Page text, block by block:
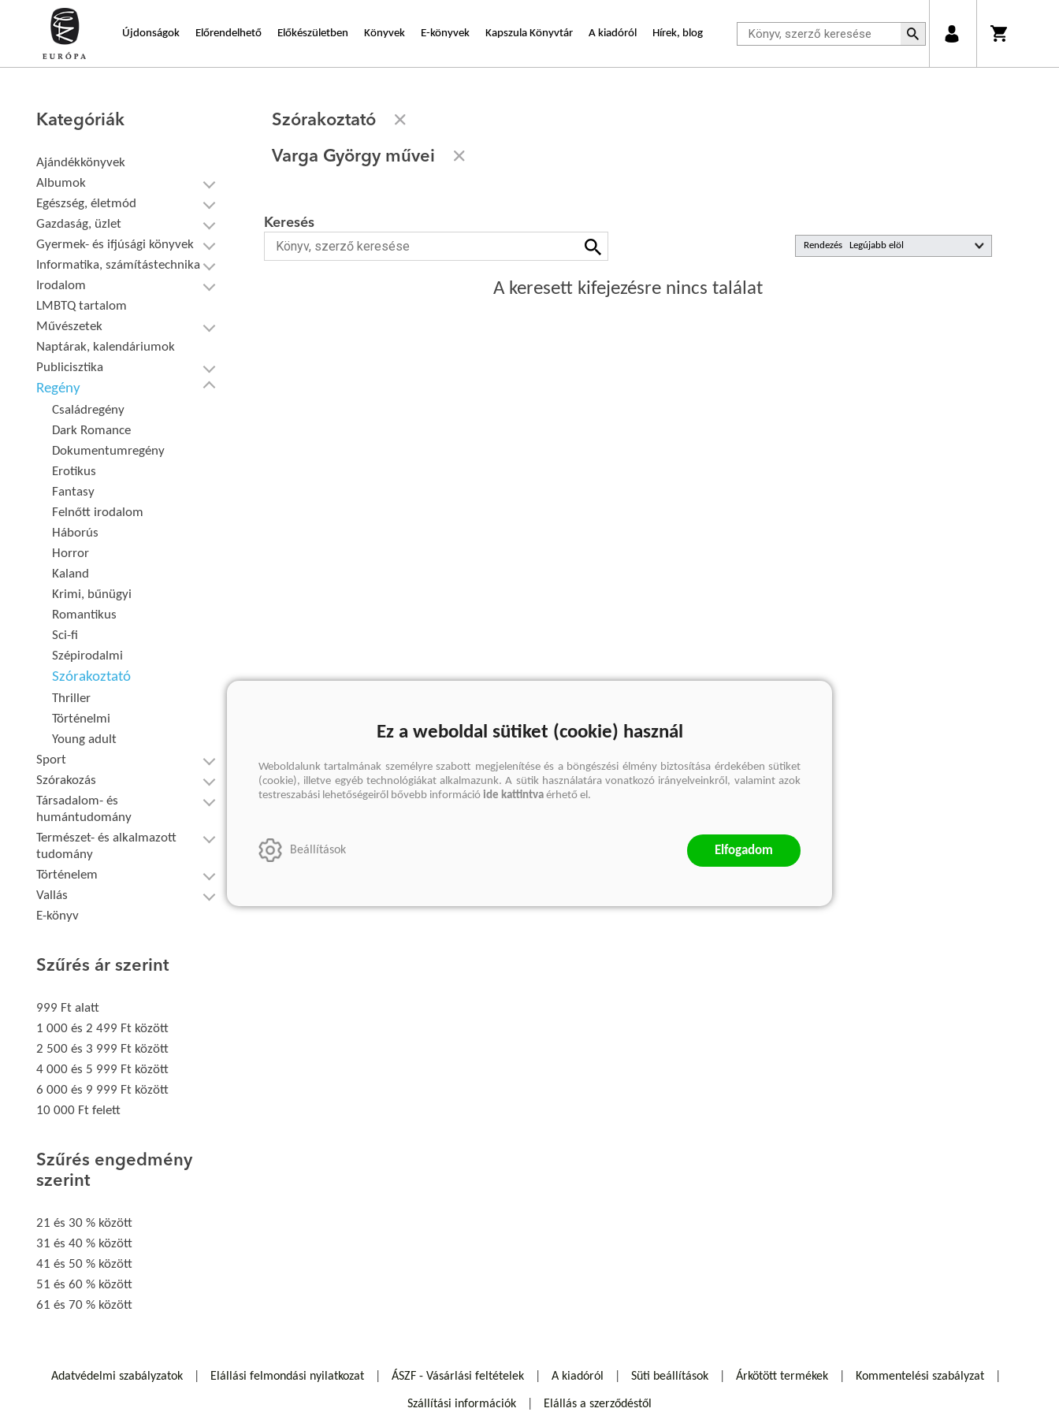
Újdonságok Előrendelhető Előkészületben Könyvek E-könyvek Kapszula Könyvtár A kiadóról Hírek, blog
Kategóriák
Ajándékkönyvek
Albumok
Egészség, életmód
Gazdaság, üzlet
Gyermek- és ifjúsági könyvek
Informatika, számítástechnika
Irodalom
LMBTQ tartalom
Művészetek
Naptárak, kalendáriumok
Publicisztika
Regény
Családregény
Dark Romance
Dokumentumregény
Erotikus
Fantasy
Felnőtt irodalom
Háborús
Horror
Kaland
Krimi, bűnügyi
Romantikus
Sci-fi
Szépirodalmi
Szórakoztató
Thriller
Történelmi
Young adult
Sport
Szórakozás
Társadalom- és
humántudomány
Természet- és alkalmazott
tudomány
Történelem
Vallás
E-könyv
Szűrés ár szerint
999 Ft alatt
1 000 és 2 499 Ft között
2 500 és 3 999 Ft között
4 000 és 5 999 Ft között
6 000 és 9 999 Ft között
10 000 Ft felett
Szűrés engedmény
szerint
21 és 30 % között
31 és 40 % között
41 és 50 % között
51 és 60 % között
61 és 70 % között
Szórakoztató
Varga György művei
Rendezés
Keresés
A keresett kifejezésre nincs találat
Adatvédelmi szabályzatok Elállási felmondási nyilatkozat ÁSZF - Vásárlási feltételek A kiadóról Süti beállítások Árkötött termékek Kommentelési szabályzat
Szállítási információk Elállás a szerződéstől
Ez a weboldal sütiket (cookie) használ
Weboldalunk tartalmának személyre szabott megjelenítése és a böngészési élmény biztosítása érdekében sütiket
(cookie), illetve egyéb technológiákat alkalmazunk. A sütik használatára vonatkozó irányelveinkről, valamint azok
testreszabási lehetőségeiről bővebb információ ide kattintva érhető el.
Beállítások Elfogadom